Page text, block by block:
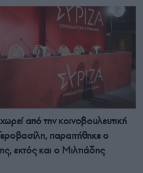
από την κοινοβουλευτική
παραιτήθηκε ο
εκτός και ο Μιλτιάδης